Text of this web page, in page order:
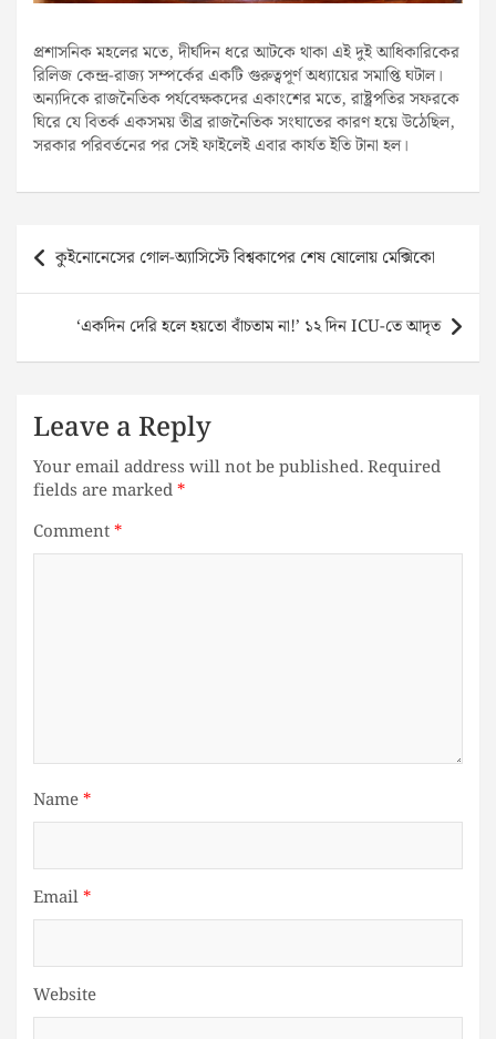
প্রশাসনিক মহলের মতে, দীর্ঘদিন ধরে আটকে থাকা এই দুই আধিকারিকের
রিলিজ কেন্দ্র-রাজ্য সম্পর্কের একটি গুরুত্বপূর্ণ অধ্যায়ের সমাপ্তি ঘটাল।
অন্যদিকে রাজনৈতিক পর্যবেক্ষকদের একাংশের মতে, রাষ্ট্রপতির সফরকে
ঘিরে যে বিতর্ক একসময় তীব্র রাজনৈতিক সংঘাতের কারণ হয়ে উঠেছিল,
সরকার পরিবর্তনের পর সেই ফাইলেই এবার কার্যত ইতি টানা হল।
Post
navigation
কুইনোনেসের গোল-অ্যাসিস্টে বিশ্বকাপের শেষ ষোলোয় মেক্সিকো
‘একদিন দেরি হলে হয়তো বাঁচতাম না!’ ১২ দিন ICU-তে আদৃত
Leave a Reply
Your email address will not be published.Required
fields are marked*
Comment*
Name*
Email*
Website